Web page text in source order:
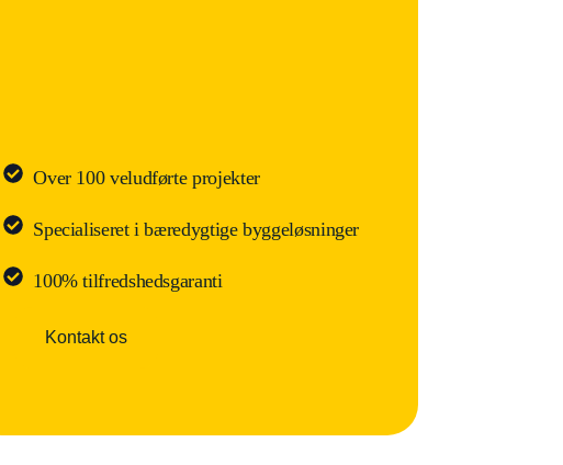
Over 100 veludførte projekter
Specialiseret i bæredygtige byggeløsninger
100% tilfredshedsgaranti
Kontakt os